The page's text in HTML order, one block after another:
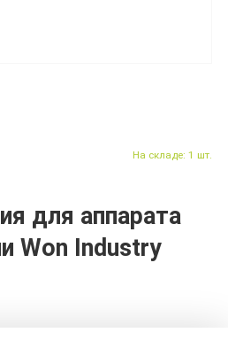
для аппарата
Won Industry
На складе: 1 шт.